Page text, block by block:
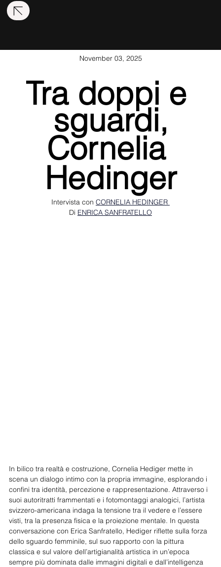
November 03, 2025
Tra doppi e
sguardi,
Cornelia
Hedinger
Intervista con CORNELIA HEDINGER
Di ENRICA SANFRATELLO
In bilico tra realtà e costruzione, Cornelia Hediger mette in
scena un dialogo intimo con la propria immagine, esplorando i
confini tra identità, percezione e rappresentazione. Attraverso i
suoi autoritratti frammentati e i fotomontaggi analogici, l’artista
svizzero-americana indaga la tensione tra il vedere e l’essere
visti, tra la presenza fisica e la proiezione mentale. In questa
conversazione con Erica Sanfratello, Hediger riflette sulla forza
dello sguardo femminile, sul suo rapporto con la pittura
classica e sul valore dell’artigianalità artistica in un’epoca
sempre più dominata dalle immagini digitali e dall’intelligenza